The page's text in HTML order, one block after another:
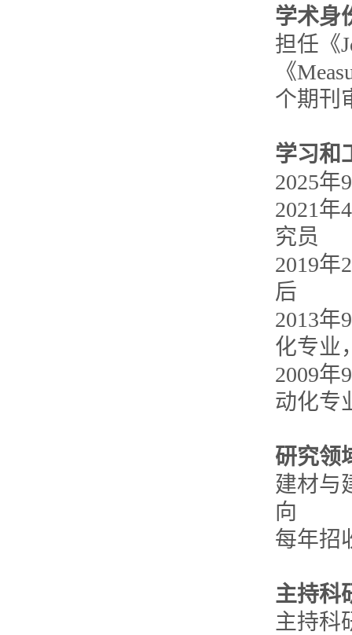
学术身
担任《
《
个期刊
学习和
2025年
2021年
究员
2019年
后
2013年
化专业
2009年
动化专
研究领
建材与
向
每年招
主持科
主持科